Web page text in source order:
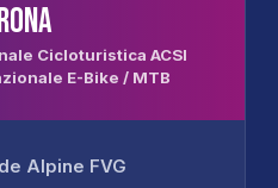
Cicloturistica ACSI
E-Bike / MTB
Alpine FVG